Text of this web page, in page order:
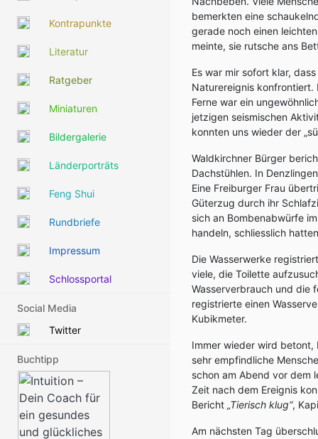
Kontrapunkte
Literatur
Ratgeber
Miniaturen
Bildergalerie
Länderporträts
Feng Shui
Rundbriefe
Impressum
Schlossportal
Social Media
Twitter
Buchtipp
bemerkten eine
gerade noch einen
meinte, sie rutsche ans
Es war mir sofort klar,
Naturereignis konfrontiert.
Ferne war ein
jetzigen seismischen
konnten uns wieder der
Waldkirchner Bürger
Dachstühlen. In
Eine Freiburger Frau
Güterzug durch ihr
sich an Bombenabwürfe
handeln, schliesslich
Die Wasserwerke
viele, die Toilette
Wasserverbrauch und die
registrierte einen
Kubikmeter.
Immer wieder wird betont,
sehr empfindliche
schon am Abend vor dem
Zeit nach dem Ereignis
Bericht „Tierisch klug“,
Am nächsten Tag